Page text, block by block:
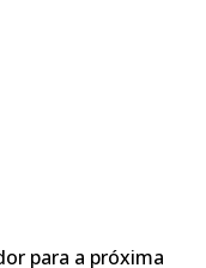
para a próxima